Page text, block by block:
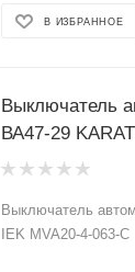
В ИЗБРАННОЕ
Выключатель
ВА47-29
Выключатель
IEK MVA20-4-063-C